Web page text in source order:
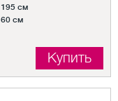
195 см
60 см
Купить